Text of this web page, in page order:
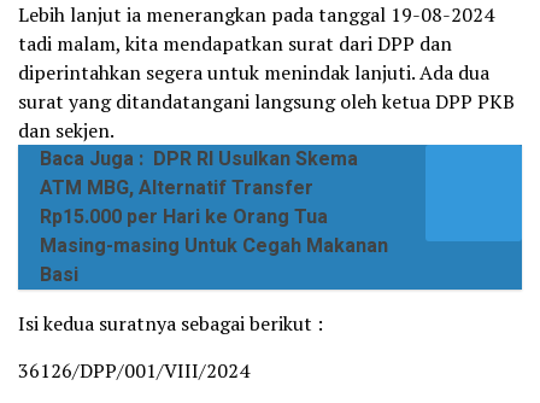
Lebih lanjut ia menerangkan pada tanggal 19-08-2024
tadi malam, kita mendapatkan surat dari DPP dan
diperintahkan segera untuk menindak lanjuti. Ada dua
surat yang ditandatangani langsung oleh ketua DPP PKB
dan sekjen.
Baca Juga : DPR RI Usulkan Skema
ATM MBG, Alternatif Transfer
Rp15.000 per Hari ke Orang Tua
Masing-masing Untuk Cegah Makanan
Basi
Isi kedua suratnya sebagai berikut :
36126/DPP/001/VIII/2024